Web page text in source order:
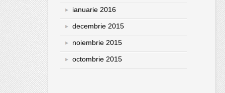
ianuarie 2016
decembrie 2015
noiembrie 2015
octombrie 2015